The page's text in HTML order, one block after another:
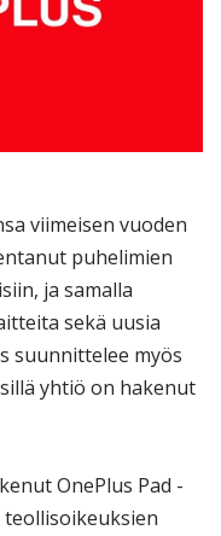
viimeisen vuoden
puhelimien
ja samalla
sekä uusia
suunnittelee myös
yhtiö on hakenut
OnePlus Pad -